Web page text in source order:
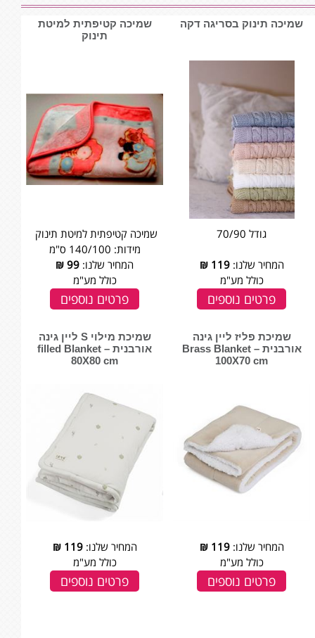
שמיכה תינוק בסריגה דקה
גודל 70/90
המחיר שלנו:119
₪
כולל מע"מ
פרטים נוספים
שמיכה קטיפתית למיטת
תינוק
שמיכה קטיפתית למיטת תינוק
מידות: 140/100 ס"מ
המחיר שלנו: 99
₪
כולל מע"מ
פרטים נוספים
שמיכת פליז ליין גינה
אורבנית – Brass Blanket
100X70 cm
המחיר שלנו:119
₪
כולל מע"מ
פרטים נוספים
שמיכת מילוי S ליין גינה
אורבנית – filled Blanket
80X80 cm
המחיר שלנו:119
₪
כולל מע"מ
פרטים נוספים